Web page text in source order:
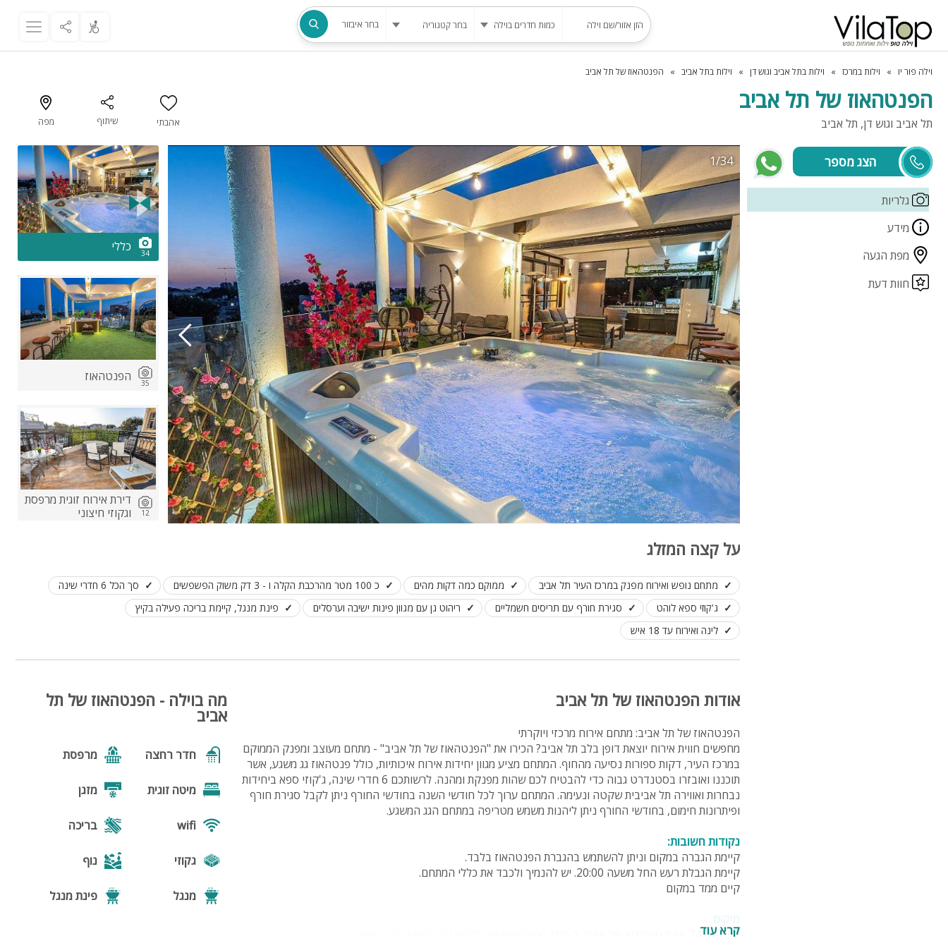
וילה פור יו וילות במרכז וילות בתל אביב וגוש דן וילות בתל אביב הפנטהאוז של תל אביב
בחר איבזור
פינת מנגל
להשכרה
גקוזי
שולחן סנוקר
פלייסטיישן
Xbox
ארוחת בוקר
שולחן פוקר
מקרן
גישה לנכים
קבוצות גדולות
בריכה מקורה
מטבח
משפחות
מיטה זוגית
מחירים
בזול
הפנטהאוז של תל אביב
תל אביב וגוש דן, תל אביב אהבתי שיתוף מפה
גלריות
מידע
מפת הגעה
חוות דעת
1/34
2/34
34 כללי
35 הפנטהאוז
12
דירת אירוח זוגית מרפסת
וגקוזי חיצוני
דופלקס בוטיק
על קצה המזלג
מתחם נופש ואירוח מפנק במרכז העיר תל אביב ממוקם כמה דקות מהים כ 100 מטר מהרכבת הקלה ו - 3 דק משוק הפשפשים
סך הכל 6 חדרי שינה
ג'קוזי ספא לוהט
סגירת חורף עם תריסים חשמליים ריהוט גן עם מגוון פינות ישיבה וערסלים
פינת מנגל, קיימת בריכה פעילה בקיץ
לינה ואירוח עד 18 איש
אודות הפנטהאוז של תל אביב
הפנטהאוז של תל אביב: מתחם אירוח מרכזי ויוקרתי
מחפשים חווית אירוח יוצאת דופן בלב תל אביב? הכירו את "הפנטהאוז של תל אביב" - מתחם מעוצב ומפנק הממוקם
במרכז העיר, דקות ספורות נסיעה מהחוף. המתחם מציע מגוון יחידות אירוח איכותיות, כולל פנטהאוז גג משגע, אשר
תוכננו ואובזרו בסטנדרט גבוה כדי להבטיח לכם שהות מפנקת ומהנה. לרשותכם 6 חדרי שינה, ג'קוזי ספא ביחידות
נבחרות ואווירה תל אביבית שקטה ונעימה. המתחם ערוך לכל חודשי השנה בחודשי החורף ניתן לקבל סגירת חורף
ופיתרונות חימום, בחודשי החורף ניתן ליהנות משמש מטריפה במתחם הגג המשגע.
נקודות חשובות:
קיימת הגברה במקום וניתן להשתמש בהגברת הפנטהאוז בלבד.
קיימת הגבלת רעש החל משעה 20:00. יש להנמיך ולכבד את כללי המתחם.
קיים ממד במקום
רח' עזה 74 פינת מיצקביץ, תל אביב. כ-100 מטר מהרכבת הקלה! ו-3 דקות הליכה משוק הפשפשים.
קרא עוד
מה בוילה - הפנטהאוז של תל
אביב
חדר רחצה מרפסת
מיטה זוגית מזגן
wifi בריכה
גקוזי נוף
מנגל פינת מנגל